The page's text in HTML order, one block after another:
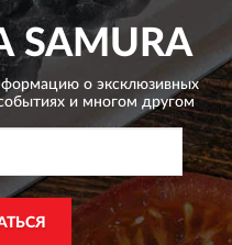
SAMURA
о эксклюзивных
и многом другом